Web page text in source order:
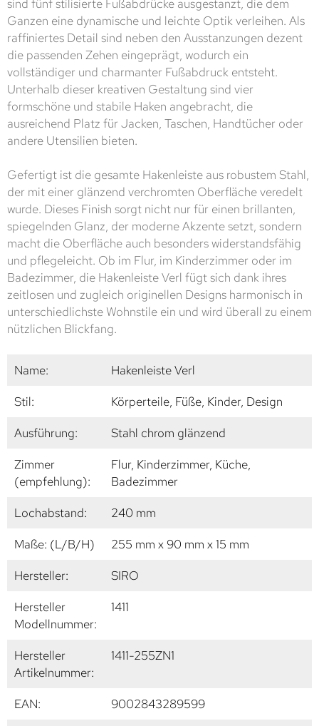
sind fünf stilisierte Fußabdrücke ausgestanzt, die dem
Ganzen eine dynamische und leichte Optik verleihen. Als
raffiniertes Detail sind neben den Ausstanzungen dezent
die passenden Zehen eingeprägt, wodurch ein
vollständiger und charmanter Fußabdruck entsteht.
Unterhalb dieser kreativen Gestaltung sind vier
formschöne und stabile Haken angebracht, die
ausreichend Platz für Jacken, Taschen, Handtücher oder
andere Utensilien bieten.
Gefertigt ist die gesamte Hakenleiste aus robustem Stahl,
der mit einer glänzend verchromten Oberfläche veredelt
wurde. Dieses Finish sorgt nicht nur für einen brillanten,
spiegelnden Glanz, der moderne Akzente setzt, sondern
macht die Oberfläche auch besonders widerstandsfähig
und pflegeleicht. Ob im Flur, im Kinderzimmer oder im
Badezimmer, die Hakenleiste Verl fügt sich dank ihres
zeitlosen und zugleich originellen Designs harmonisch in
unterschiedlichste Wohnstile ein und wird überall zu einem
nützlichen Blickfang.
Name:
Hakenleiste Verl
Stil:
Körperteile, Füße, Kinder, Design
Ausführung:
Stahl chrom glänzend
Zimmer
(empfehlung):
Flur, Kinderzimmer, Küche,
Badezimmer
Lochabstand:
240 mm
Maße: (L/B/H)
255 mm x 90 mm x 15 mm
Hersteller:
SIRO
Hersteller
Modellnummer:
1411
Hersteller
Artikelnummer:
1411-255ZN1
EAN:
9002843289599